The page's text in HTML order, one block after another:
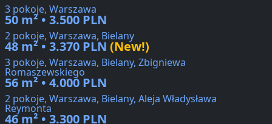
3 pokoje, Warszawa
50 m² • 3.500 PLN
2 pokoje, Warszawa, Bielany
48 m² • 3.370 PLN (New!)
3 pokoje, Warszawa, Bielany, Zbigniewa
Romaszewskiego
56 m² • 4.000 PLN
2 pokoje, Warszawa, Bielany, Aleja Władysława
Reymonta
46 m² • 3.300 PLN